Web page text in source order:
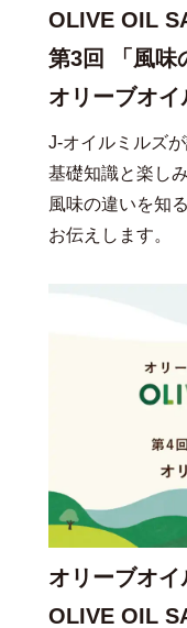
OLIVE OIL
第3回 「風味
オリーブオ
J-オイルミルズ
基礎知識と楽し
風味の違いを知
お伝えします。
オリーブオ
OLIVE OIL